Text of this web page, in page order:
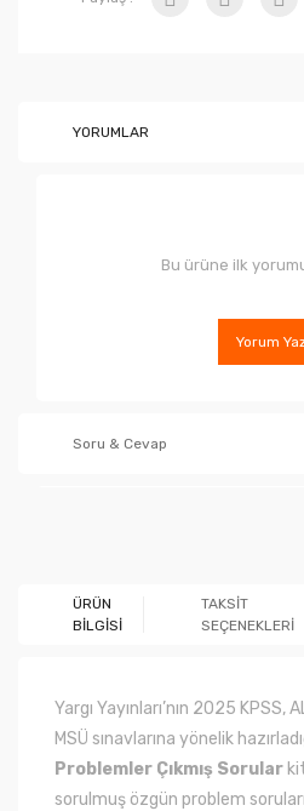
YORUMLAR
Bu ürüne ilk
Yorum
Soru & Cevap
ÜRÜN
BİLGİSİ
TAKSİT
SEÇENEKLERİ
Yargı Yayınları’nın 2025 KPSS,
MSÜ sınavlarına yönelik
Problemler Çıkmış Sorular
sorulmuş özgün problem